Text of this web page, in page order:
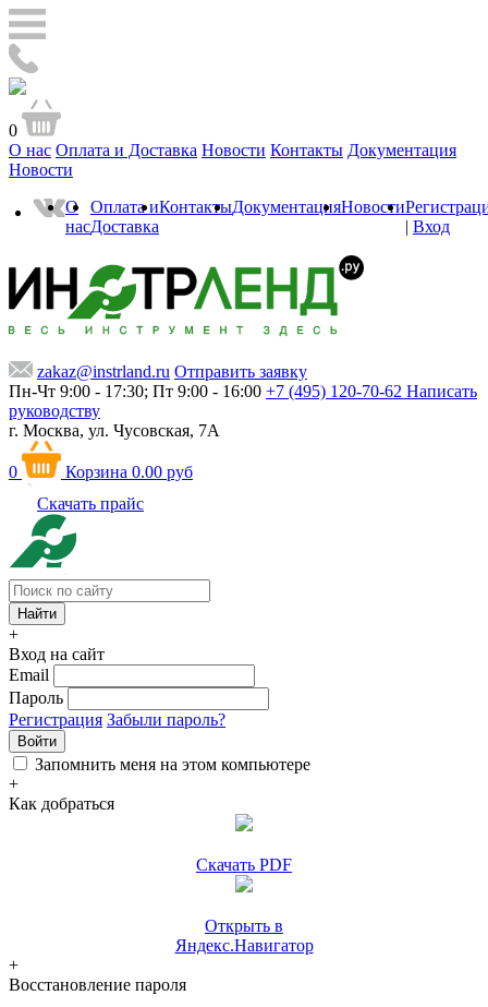
0
О нас Оплата и Доставка Новости Контакты Документация
Новости
О
нас
Оплата и
Доставка
КонтактыДокументацияНовости
| Вход
zakaz@instrland.ru Отправить заявку
Пн-Чт 9:00 - 17:30; Пт 9:00 - 16:00 +7 (495) 120-70-62 Написать
руководству
г. Москва, ул. Чусовская, 7А
0 Корзина 0.00 руб
Скачать прайс
+
Вход на сайт
Email
Пароль
Регистрация Забыли пароль?
Войти
Запомнить меня на этом компьютере
+
Как добраться
Скачать PDF
Открыть в
Яндекс.Навигатор
+
Восстановление пароля